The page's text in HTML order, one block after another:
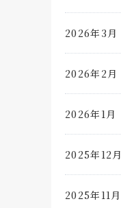
2026年3月
2026年2月
2026年1月
2025年12月
2025年11月